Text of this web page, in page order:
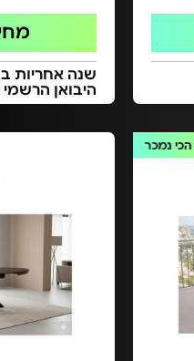
שנה אחריות
היבואן
הכי נמכר